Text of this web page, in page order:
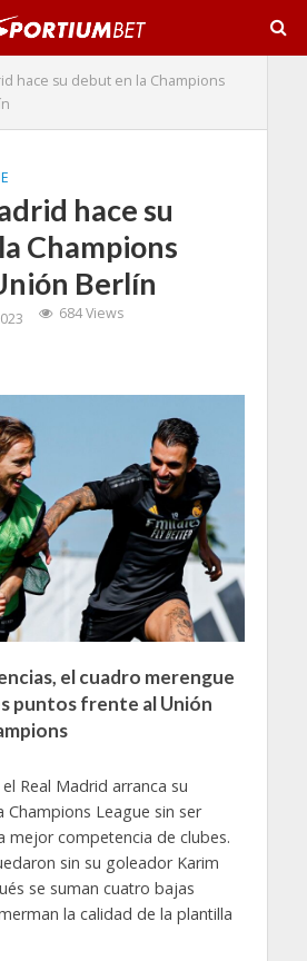
hace su debut en la Champions
hace su
Champions
Berlín
684 Views
el cuadro merengue
puntos frente al Unión
Real Madrid arranca su
Champions League sin ser
mejor competencia de clubes.
sin su goleador Karim
se suman cuatro bajas
la calidad de la plantilla